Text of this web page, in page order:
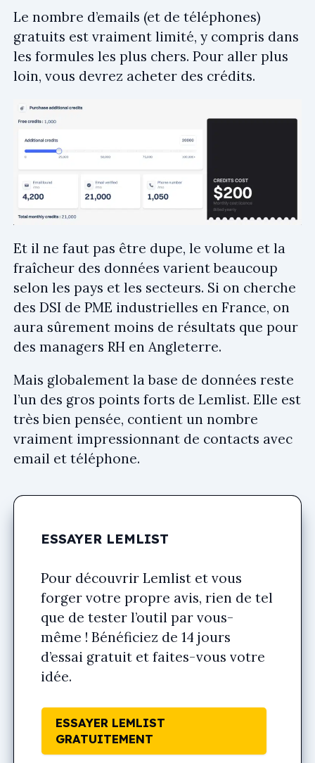
Le nombre d’emails (et de téléphones)
gratuits est vraiment limité, y compris dans
les formules les plus chers. Pour aller plus
loin, vous devrez acheter des crédits.
Et il ne faut pas être dupe, le volume et la
fraîcheur des données varient beaucoup
selon les pays et les secteurs. Si on cherche
des DSI de PME industrielles en France, on
aura sûrement moins de résultats que pour
des managers RH en Angleterre.
Mais globalement la base de données reste
l’un des gros points forts de Lemlist. Elle est
très bien pensée, contient un nombre
vraiment impressionnant de contacts avec
email et téléphone.
ESSAYER LEMLIST
Pour découvrir Lemlist et vous
forger votre propre avis, rien de tel
que de tester l’outil par vous-
même ! Bénéficiez de 14 jours
d’essai gratuit et faites-vous votre
idée.
ESSAYER LEMLIST
GRATUITEMENT